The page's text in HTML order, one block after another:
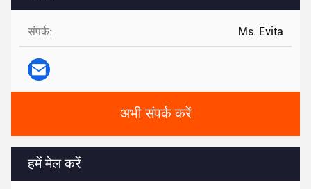
संपर्क: Ms. Evita
अभी संपर्क करें
हमें मेल करें